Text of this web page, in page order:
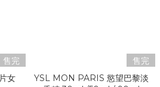
售完
女
售完
YSL MON PARIS 慾望巴黎淡